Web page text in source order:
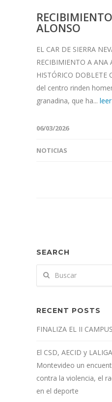
ALONSO
EL CAR DE SIERRA
RECIBIMIENTO A ANA
HISTÓRICO DOBLETE
del centro rinden
granadina, que ha...
06/03/2026
NOTICIAS
SEARCH
RECENT POSTS
FINALIZA EL II
El CSD, AECID y
Montevideo un
contra la violencia, el
en el deporte